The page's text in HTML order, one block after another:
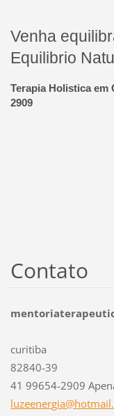
Venha
Equilibrio
Terapia Holistica
2909
Contato
curitiba
82840-39
41 99654-2909
luzeenergia@hotm